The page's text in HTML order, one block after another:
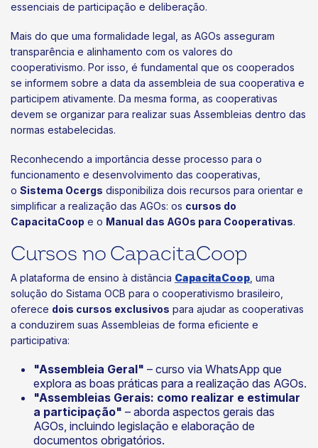
essenciais de participação e deliberação.
Mais do que uma formalidade legal, as AGOs asseguram
transparência e alinhamento com os valores do
cooperativismo. Por isso, é fundamental que os cooperados
se informem sobre a data da assembleia de sua cooperativa e
participem ativamente. Da mesma forma, as cooperativas
devem se organizar para realizar suas Assembleias dentro das
normas estabelecidas.
Reconhecendo a importância desse processo para o
funcionamento e desenvolvimento das cooperativas,
o Sistema Ocergs disponibiliza dois recursos para orientar e
simplificar a realização das AGOs: os cursos do
CapacitaCoop e o Manual das AGOs para Cooperativas.
Cursos no CapacitaCoop
A plataforma de ensino à distância CapacitaCoop , uma
solução do Sistama OCB para o cooperativismo brasileiro,
oferece dois cursos exclusivos para ajudar as cooperativas
a conduzirem suas Assembleias de forma eficiente e
participativa:
"Assembleia Geral" – curso via WhatsApp que
explora as boas práticas para a realização das AGOs.
"Assembleias Gerais: como realizar e estimular
a participação" – aborda aspectos gerais das
AGOs, incluindo legislação e elaboração de
documentos obrigatórios.